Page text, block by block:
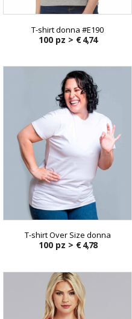
T-shirt donna #E190
100 pz > € 4,74
T-shirt Over Size donna
100 pz > € 4,78